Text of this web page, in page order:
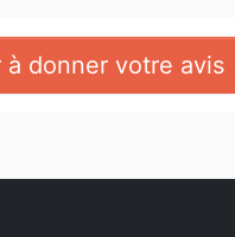
donner votre avis